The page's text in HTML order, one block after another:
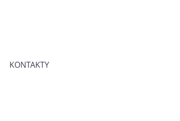
KONTAKTY